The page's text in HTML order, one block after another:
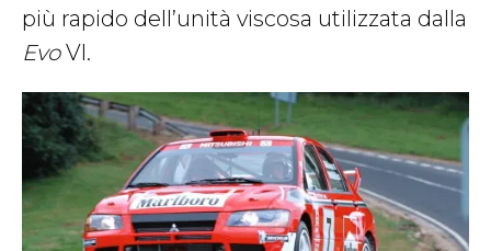
più rapido dell’unità viscosa utilizzata dalla
EvoVI.